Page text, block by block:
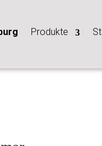
Produkte